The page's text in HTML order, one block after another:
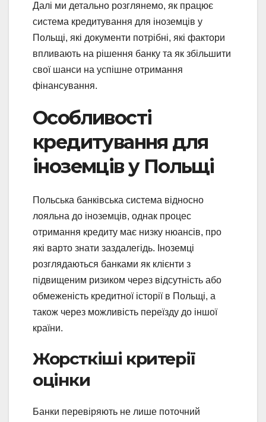
Далі ми детально розглянемо, як працює
система кредитування для іноземців у
Польщі, які документи потрібні, які фактори
впливають на рішення банку та як збільшити
свої шанси на успішне отримання
фінансування.
Особливості
кредитування для
іноземців у Польщі
Польська банківська система відносно
лояльна до іноземців, однак процес
отримання кредиту має низку нюансів, про
які варто знати заздалегідь. Іноземці
розглядаються банками як клієнти з
підвищеним ризиком через відсутність або
обмеженість кредитної історії в Польщі, а
також через можливість переїзду до іншої
країни.
Жорсткіші критерії
оцінки
Банки перевіряють не лише поточний